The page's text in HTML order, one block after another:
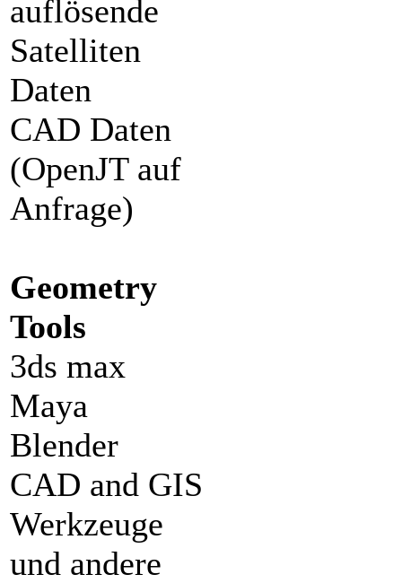
auflösende
Satelliten
Daten
CAD Daten
(OpenJT auf
Anfrage)
Geometry
Tools
3ds max
Maya
Blender
CAD and GIS
Werkzeuge
und andere